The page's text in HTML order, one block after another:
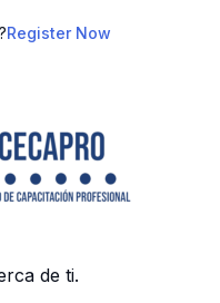
Register Now
de ti.